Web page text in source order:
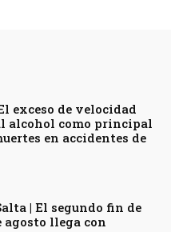
exceso de velocidad
alcohol como principal
en accidentes de
| El segundo fin de
agosto llega con